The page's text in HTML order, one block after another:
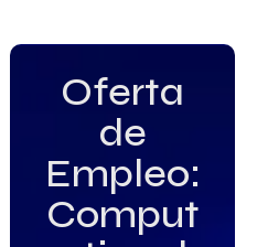
Oferta
de
Empleo:
Comput